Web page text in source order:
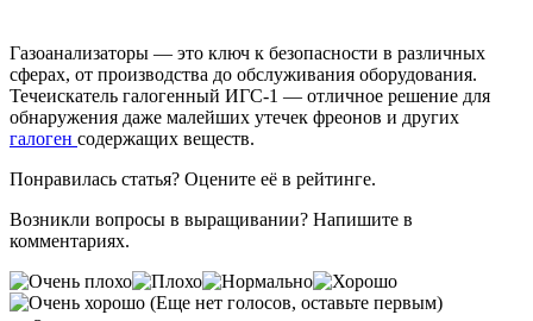
Газоанализаторы — это ключ к безопасности в различных
сферах, от производства до обслуживания оборудования.
Течеискатель галогенный ИГС-1 — отличное решение для
обнаружения даже малейших утечек фреонов и других
галоген содержащих веществ.
Понравилась статья? Оцените её в рейтинге.
Возникли вопросы в выращивании? Напишите в
комментариях.
(Еще нет голосов, оставьте первым)